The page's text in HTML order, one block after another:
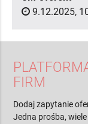
9.12.2025,
FIRM
Dodaj zapytanie
Jedna prośba,